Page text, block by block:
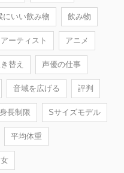
にいい飲み物 飲み物
ーティスト アニメ
替え 声優の仕事
音域を広げる 評判
身長制限 Sサイズモデル
平均体重